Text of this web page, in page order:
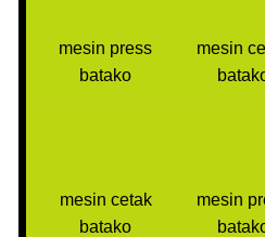
mesin press
batako
mesin
mesin cetak
batako
mesin